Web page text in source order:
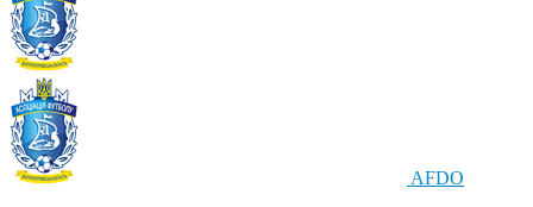
AFDO